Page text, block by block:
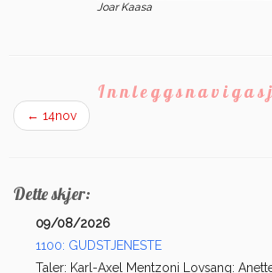
Joar Kaasa
← 14nov
Dette skjer:
09/08/2026
1100: GUDSTJENESTE
Taler: Karl-Axel Mentzoni Lovsang: